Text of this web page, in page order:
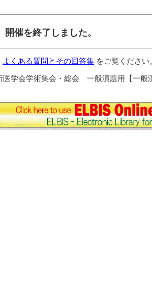
開催を終了しました。
よくある質問とその回答集 をご覧ください
医学会学術集会・総会 一般演題用【一